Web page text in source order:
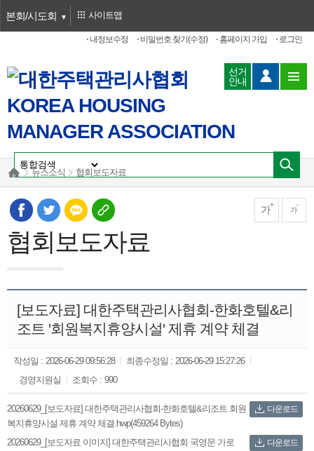
본회/시도회
로그인
홈페이지 가입
비밀번호 찾기(수정)
내정보수정
사이트맵
선거
안내
뉴스소식 협회보도자료
가 가
협회보도자료
[보도자료] 대한주택관리사협회-한화호텔&리
조트 '회원복지휴양시설' 제휴 계약 체결
작성일 : 2026-06-29 09:56:28 최종수정일 : 2026-06-29 15:27:26
경영지원실
조회수 : 990
20260629_[보도자료] 대한주택관리사협회-한화호텔&리조트 회원
복지휴양시설 제휴 계약 체결.hwp(459264 Bytes)
다운로드
20260629_[보도자료 이미지] 대한주택관리사협회 국영문 가로
다운로드